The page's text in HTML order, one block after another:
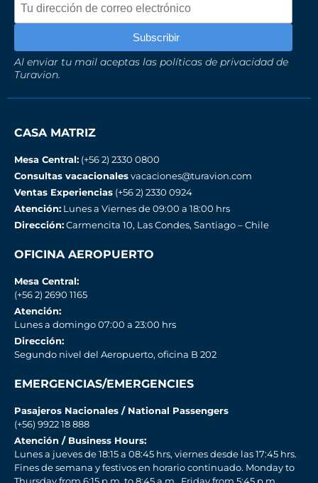
Al enviar tu mail aceptas las políticas de privacidad de
Turavion.
CASA MATRIZ
Mesa Central: (+56 2) 2330 0800
Consultas vacacionalesvacaciones@turavion.com
Ventas Experiencias (+56 2) 2330 0924
Atención: Lunes a Viernes de 09:00 a 18:00 hrs
Dirección:Carmencita 10, Las Condes, Santiago – Chile
OFICINA AEROPUERTO
Mesa Central:
(+56 2) 2690 1165
Atención:
Lunes a domingo 07:00 a 23:00 hrs
Dirección:
Segundo nivel del Aeropuerto, oficina B 202
EMERGENCIAS/EMERGENCIES
Pasajeros Nacionales / National Passengers
(+56) 9922 18 888
Atención / Business Hours:
Lunes a jueves de 18:15 a 08:45 hrs, viernes desde las 17:45 hrs.
Fines de semana y festivos en horario continuado. Monday to